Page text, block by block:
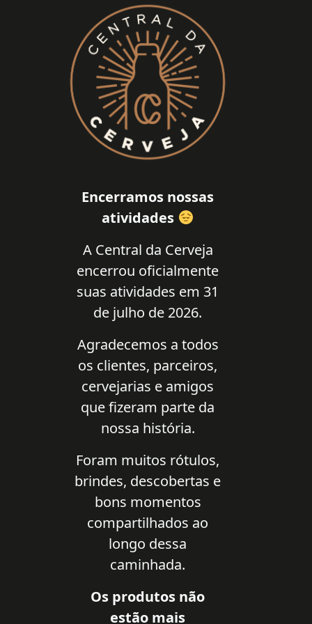
Encerramos nossas
atividades
A Central da Cerveja
encerrou oficialmente
suas atividades em 31
de julho de 2026.
Agradecemos a todos
os clientes, parceiros,
cervejarias e amigos
que fizeram parte da
nossa história.
Foram muitos rótulos,
brindes, descobertas e
bons momentos
compartilhados ao
longo dessa
caminhada.
Os produtos não
estão mais